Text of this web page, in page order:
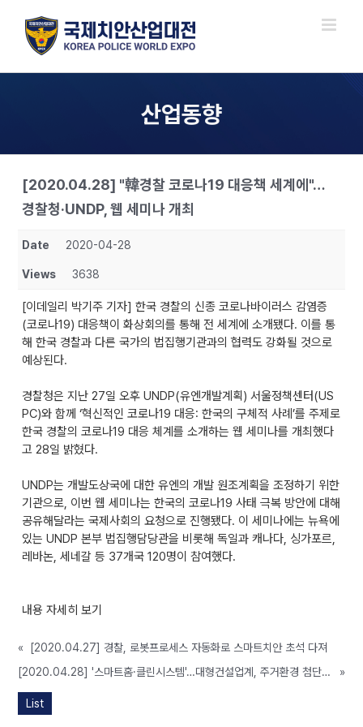
content
산업동향
[2020.04.28] "韓경찰 코로나19 대응책 세계에"…
경찰청·UNDP, 웹 세미나 개최
Date 2020-04-28
Views 3638
[이데일리 박기주 기자] 한국 경찰의 신종 코로나바이러스 감염증
(코로나19) 대응책이 화상회의를 통해 전 세계에 소개됐다. 이를 통
해 한국 경찰과 다른 국가의 법집행기관과의 협력도 강화될 것으로
예상된다.
경찰청은 지난 27일 오후 UNDP(유엔개발계획) 서울정책센터(US
PC)와 함께 ‘혁신적인 코로나19 대응: 한국의 구체적 사례’를 주제로
한국 경찰의 코로나19 대응 체계를 소개하는 웹 세미나를 개최했다
고 28일 밝혔다.
UNDP는 개발도상국에 대한 유엔의 개발 원조계획을 조정하기 위한
기관으로, 이번 웹 세미나는 한국의 코로나19 사태 극복 방안에 대해
공유해달라는 국제사회의 요청으로 진행됐다. 이 세미나에는 뉴욕에
있는 UNDP 본부 법집행담당관을 비롯해 독일과 캐나다, 싱가포르,
레바논, 세네갈 등 37개국 120명이 참여했다.
내용 자세히 보기
«
[2020.04.27] 경찰, 로봇프로세스 자동화로 스마트치안 초석 다져
[2020.04.28] '스마트홈·클린시스템'…대형건설업계, 주거환경 첨단화 경쟁 가속
»
List